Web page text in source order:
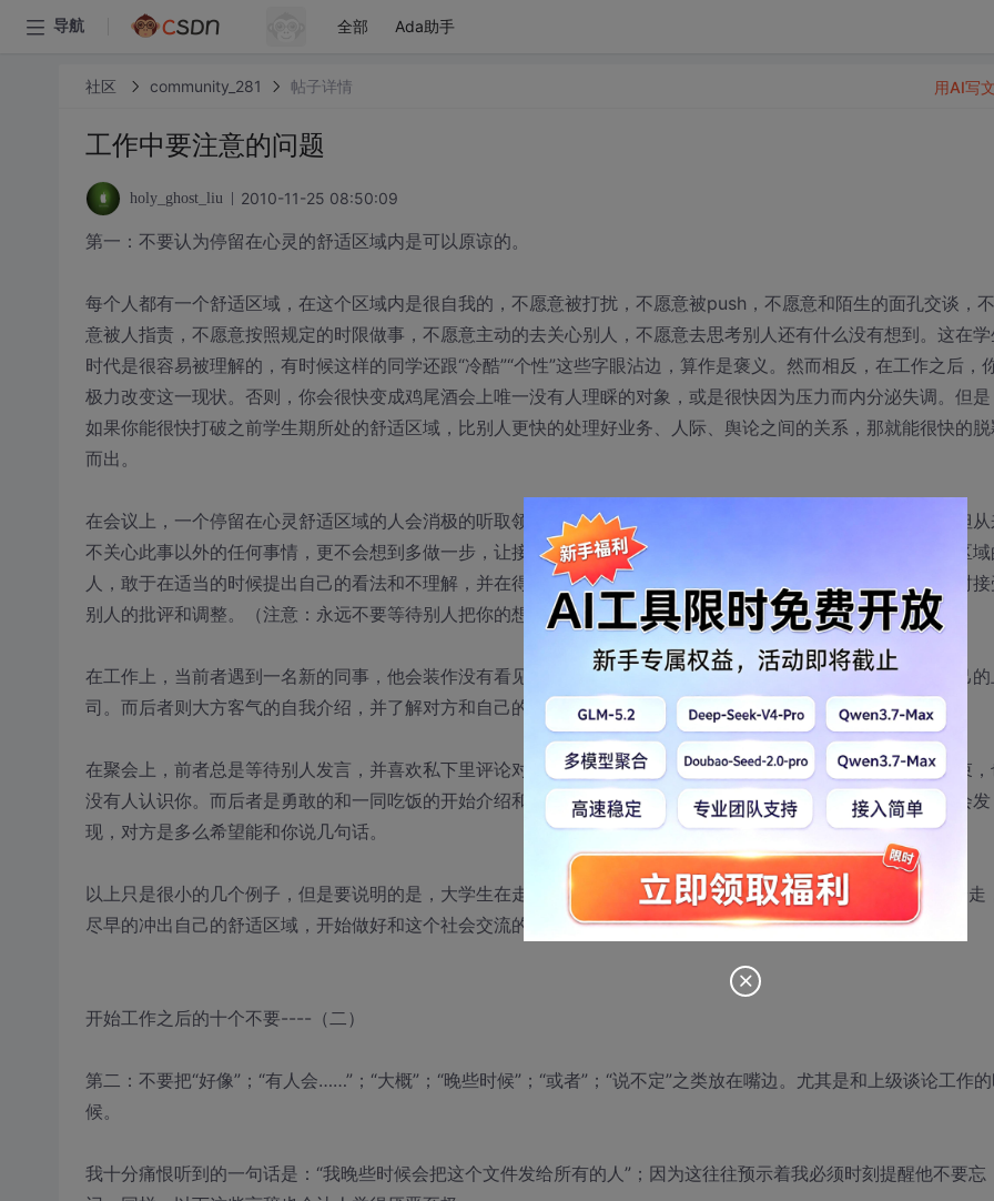
导航 全部 Ada助手
社区 community_281 帖子详情
工作中要注意的问题
holy_ghost_liu 2010-11-25 08:50:09
第一：不要认为停留在心灵的舒适区域内是可以原谅的。
每个人都有一个舒适区域，在这个区域内是很自我的，不愿意被打扰，不愿意被push，不愿意和陌生的面孔交谈，
意被人指责，不愿意按照规定的时限做事，不愿意主动的去关心别人，不愿意去思考别人还有什么没有想到。这在学
时代是很容易被理解的，有时候这样的同学还跟“冷酷”“个性”这些字眼沾边，算作是褒义。然而相反，在工作之后，
极力改变这一现状。否则，你会很快变成鸡尾酒会上唯一没有人理睬的对象，或是很快因为压力而内分泌失调。但是
如果你能很快打破之前学生期所处的舒适区域，比别人更快的处理好业务、人际、舆论之间的关系，那就能很快的脱
而出。
在会议上，一个停留在心灵舒适区域的人会消极的听取领导的话语，消极的待命，很死的完成上级交给的事情，但从
不关心此事以外的任何事情，更不会想到多做一步，让接下来的别人的工作更加容易上手。而敢于打破这个舒适区域
人，敢于在适当的时候提出自己的看法和不理解，并在得到上级认可和指点之后把手头的工作尽快的完成，并随时接
别人的批评和调整。（注意：永远不要等待别人把你的想法说出来，这是典型的前者）
在工作上，当前者遇到一名新的同事，他会装作没有看见，继续自己的工作。殊不知新来的同事不久就变成了自己的
司。而后者则大方客气的自我介绍，并了解对方和自己的关系。
在聚会上，前者总是等待别人发言，并喜欢私下里评论对方的言语；如果这个桌子上没有人发言，那直到用餐结束，
没有人认识你。而后者是勇敢的和一同吃饭的开始介绍和闲谈，这看起来很困难，有时候会有失面子，但往往你会发
现，对方是多么希望能和你说几句话。
以上只是很小的几个例子，但是要说明的是，大学生在走出校园的同时就要在工作上把校园中的“随意性”从身边赶走
尽早的冲出自己的舒适区域，开始做好和这个社会交流的准备。
开始工作之后的十个不要----（二）
第二：不要把“好像”；“有人会……”；“大概”；“晚些时候”；“或者”；“说不定”之类放在嘴边。尤其是和上级谈论工作
候。
我十分痛恨听到的一句话是：“我晚些时候会把这个文件发给所有的人”；因为这往往预示着我必须时刻提醒他不要忘
用AI写